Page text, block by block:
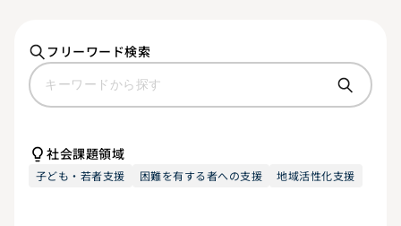
フリーワード検索
社会課題領域
子ども・若者支援 困難を有する者への支援 地域活性化支援